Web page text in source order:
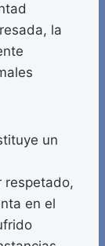
la
un
respetado,
en el